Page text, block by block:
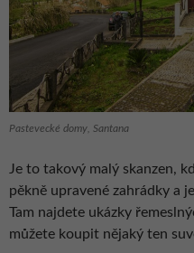
Pastevecké domy, Santana
Je to takový malý skanzen,
pěkně upravené zahrádky a
Tam najdete ukázky
můžete koupit nějaký ten